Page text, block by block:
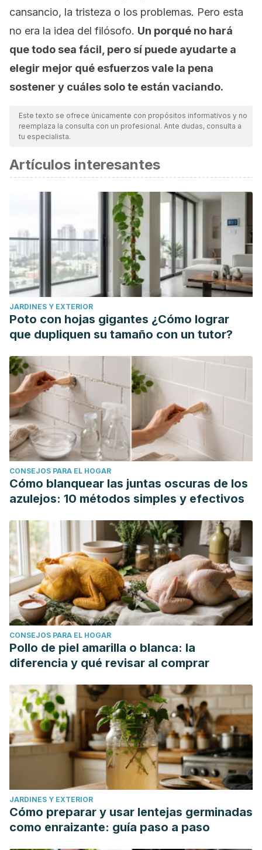
cansancio, la tristeza o los problemas. Pero esta
no era la idea del filósofo. Un porqué no hará
que todo sea fácil, pero sí puede ayudarte a
elegir mejor qué esfuerzos vale la pena
sostener y cuáles solo te están vaciando.
Este texto se ofrece únicamente con propósitos informativos y no
reemplaza la consulta con un profesional. Ante dudas, consulta a
tu especialista.
Artículos interesantes
JARDINES Y EXTERIOR
Poto con hojas gigantes ¿Cómo lograr
que dupliquen su tamaño con un tutor?
CONSEJOS PARA EL HOGAR
Cómo blanquear las juntas oscuras de los
azulejos: 10 métodos simples y efectivos
CONSEJOS PARA EL HOGAR
Pollo de piel amarilla o blanca: la
diferencia y qué revisar al comprar
JARDINES Y EXTERIOR
Cómo preparar y usar lentejas germinadas
como enraizante: guía paso a paso